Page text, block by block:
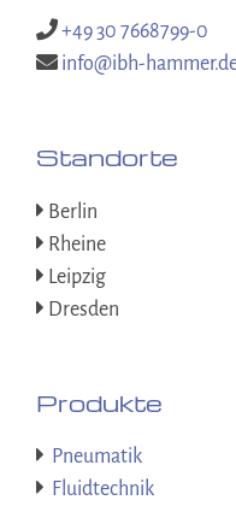
+49 30 7668799-0
info@ibh-
Standorte
Berlin
Rheine
Leipzig
Dresden
Produkte
Pneumatik
Fluidtechnik